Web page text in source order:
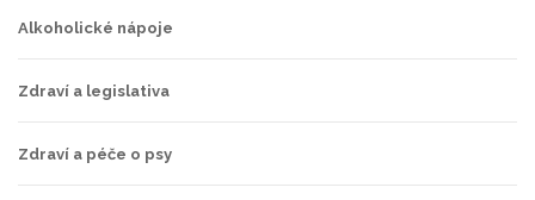
Alkoholické nápoje
Zdraví a legislativa
Zdraví a péče o psy